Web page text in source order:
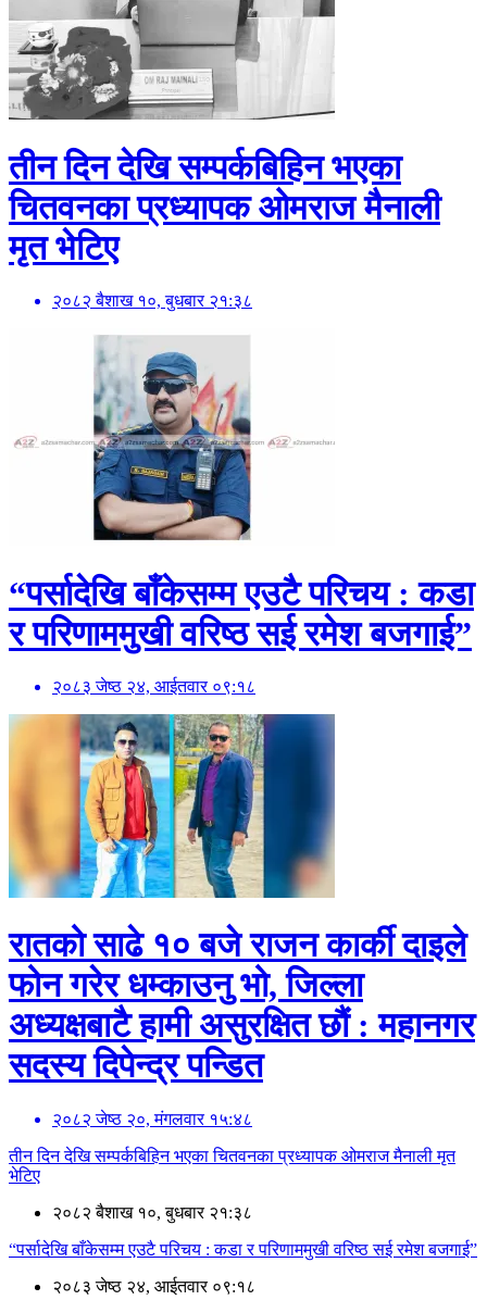
तीन दिन देखि सम्पर्कबिहिन भएका
चितवनका प्रध्यापक ओमराज मैनाली
मृत भेटिए
२०८२ बैशाख १०, बुधबार २१:३८
“पर्सादेखि बाँकेसम्म एउटै परिचय : कडा
र परिणाममुखी वरिष्ठ सई रमेश बजगाई”
२०८३ जेष्ठ २४, आईतवार ०९:१८
रातको साढे १० बजे राजन कार्की दाइले
फोन गरेर धम्काउनु भो, जिल्ला
अध्यक्षबाटै हामी असुरक्षित छौं : महानगर
सदस्य दिपेन्द्र पन्डित
२०८२ जेष्ठ २०, मंगलवार १५:४८
तीन दिन देखि सम्पर्कबिहिन भएका चितवनका प्रध्यापक ओमराज मैनाली मृत
भेटिए
२०८२ बैशाख १०, बुधबार २१:३८
“पर्सादेखि बाँकेसम्म एउटै परिचय : कडा र परिणाममुखी वरिष्ठ सई रमेश बजगाई”
२०८३ जेष्ठ २४, आईतवार ०९:१८